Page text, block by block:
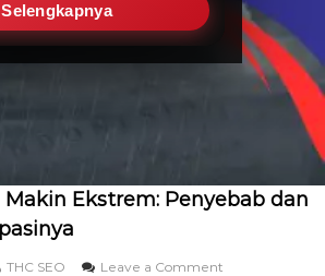
Ekstrem: Penyebab dan
THC SEO Leave a Comment